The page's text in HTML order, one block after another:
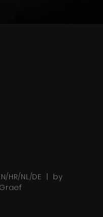
HR/NL/DE | by